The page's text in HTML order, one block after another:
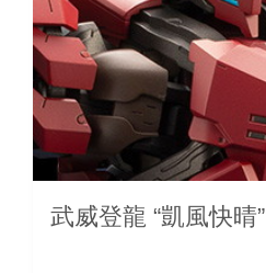
武威登龍 “凱風快晴”